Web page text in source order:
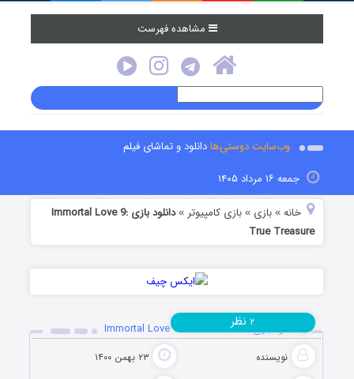
مشاهده فهرست
وب‌سایت دوستی‌هادانلود و تماشای فیلم
جمعه ۱۶ مرداد ۱۴۰۵
خانه »بازی »بازی کامپیوتر »
دانلود بازی Immortal Love 9:
True Treasure
دانلود بازی Immortal Love 9: True Treasure
نویسنده ۲۳ بهمن ۱۴۰۰
۲ نظر